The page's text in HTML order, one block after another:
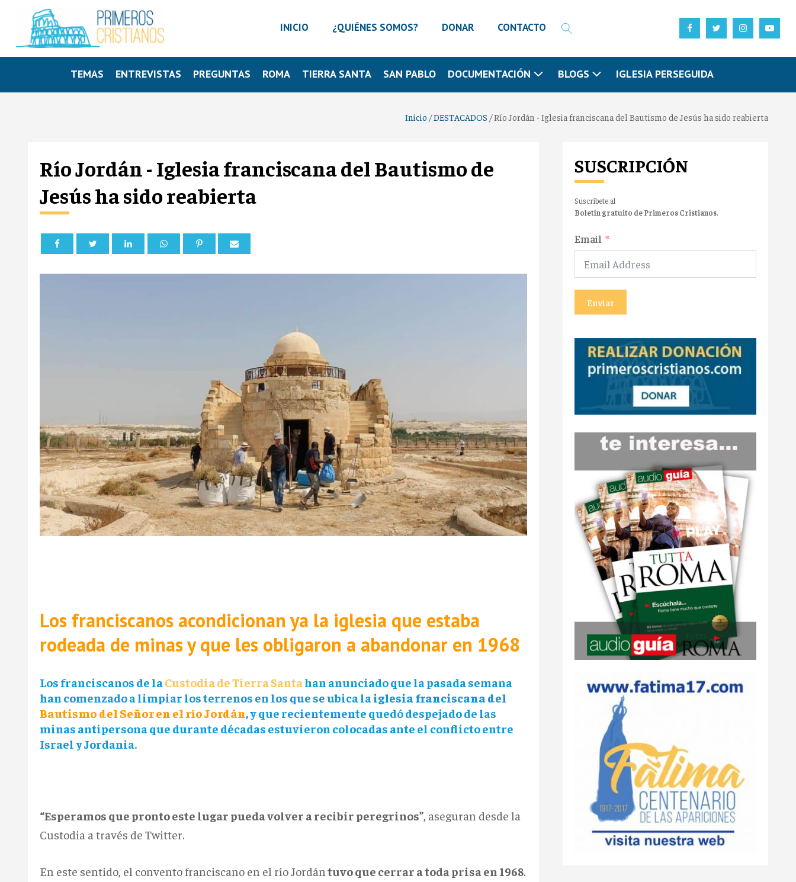
INICIO ¿QUIÉNES SOMOS? DONAR CONTACTO
TEMAS ENTREVISTAS PREGUNTAS ROMA TIERRA SANTA SAN PABLO DOCUMENTACIÓN BLOGS IGLESIA PERSEGUIDA
Inicio /DESTACADOS /Río Jordán - Iglesia franciscana del Bautismo de Jesús ha sido reabierta
Río Jordán - Iglesia franciscana del Bautismo de
Jesús ha sido reabierta
Los franciscanos acondicionan ya la iglesia que estaba
rodeada de minas y que les obligaron a abandonar en 1968
Los franciscanos de laCustodia de Tierra Santahan anunciado que la pasada semana
han comenzado a limpiar los terrenos en los que se ubica laiglesia franciscana del
Bautismo del Señor en el río Jordán, y que recientemente quedó despejado de las
minas antipersona que durante décadas estuvieron colocadas ante el conflicto entre
Israel y Jordania.
“Esperamos que pronto este lugar pueda volver a recibir peregrinos”, aseguran desde la
Custodia a través de Twitter.
En este sentido, el convento franciscano en el río Jordán tuvo que cerrar a toda prisa en 1968.
SUSCRIPCIÓN
Suscríbete al
Boletín gratuito de Primeros Cristianos.
Email
Enviar